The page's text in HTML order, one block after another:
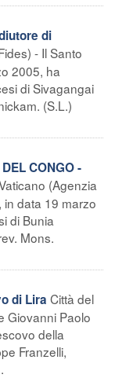
di
- Il Santo
2005, ha
di Sivagangai
(S.L.)
CONGO -
(Agenzia
in data 19 marzo
di Bunia
Mons.
di Lira Città del
Giovanni Paolo
della
Franzelli,